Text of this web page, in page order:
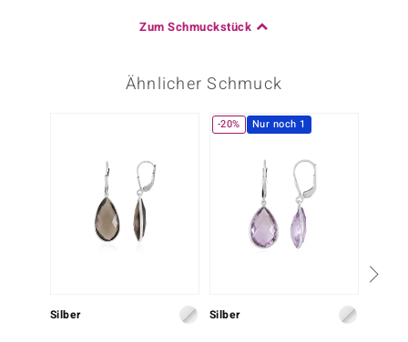
Zum Schmuckstück
Ähnlicher Schmuck
Silber
-20% Nur noch 1
Silber